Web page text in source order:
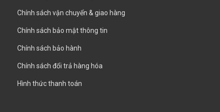
Chính sách vận chuyển & giao hàng
Chính sách bảo mật thông tin
Chính sách bảo hành
Chính sách đổi trả hàng hóa
Hình thức thanh toán